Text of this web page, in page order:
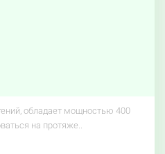
обладает мощностью 400
на протяже..